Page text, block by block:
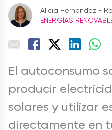
Alicia Hernandez -
ENERGÍAS
El autoconsumo
producir
solares y utilizar
directamente en